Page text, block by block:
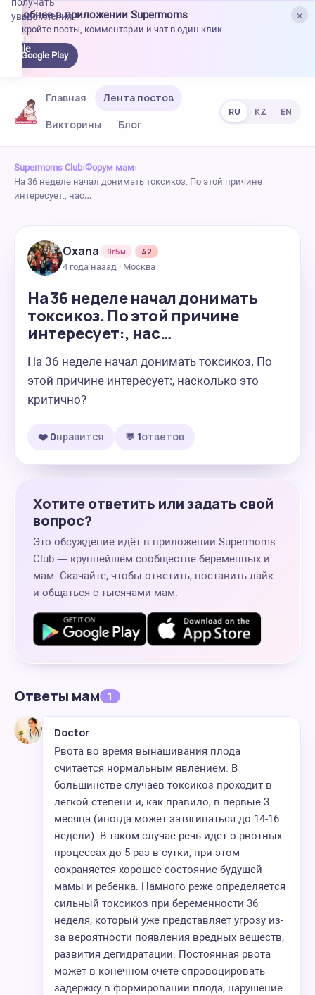
×
Удобнее в приложении Supermoms
Откройте посты, комментарии и чат в один клик.
Google Play
уведомления.
Главная
Лента постов
Викторины
Блог
RU KZ EN
Supermoms Club›Форум мам›
На 36 неделе начал донимать токсикоз. По этой причине
интересует:, нас…
Oxana 9г5м
42
4 года назад · Москва
На 36 неделе начал донимать
токсикоз. По этой причине
интересует:, нас…
На 36 неделе начал донимать токсикоз. По
этой причине интересует:, насколько это
критично?
❤️ 0нравится 💬 1ответов
Хотите ответить или задать свой
вопрос?
Это обсуждение идёт в приложении Supermoms
Club — крупнейшем сообществе беременных и
мам. Скачайте, чтобы ответить, поставить лайк
и общаться с тысячами мам.
Ответы мам 1
Doctor
Рвота во время вынашивания плода
считается нормальным явлением. В
большинстве случаев токсикоз проходит в
легкой степени и, как правило, в первые 3
месяца (иногда может затягиваться до 14-16
недели). В таком случае речь идет о рвотных
процессах до 5 раз в сутки, при этом
сохраняется хорошее состояние будущей
мамы и ребенка. Намного реже определяется
сильный токсикоз при беременности 36
неделя, который уже представляет угрозу из-
за вероятности появления вредных веществ,
развития дегидратации. Постоянная рвота
может в конечном счете спровоцировать
задержку в формировании плода, нарушение